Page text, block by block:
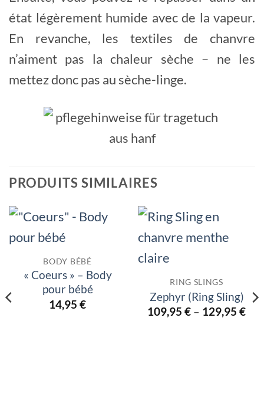
état légèrement humide avec de la vapeur.
En revanche, les textiles de chanvre
n’aiment pas la chaleur sèche – ne les
mettez donc pas au sèche-linge.
PRODUITS SIMILAIRES
BODY BÉBÉ
« Coeurs » – Body
pour bébé
14,95 €
RING SLINGS
Zephyr (Ring Sling)
109,95 € – 129,95 €